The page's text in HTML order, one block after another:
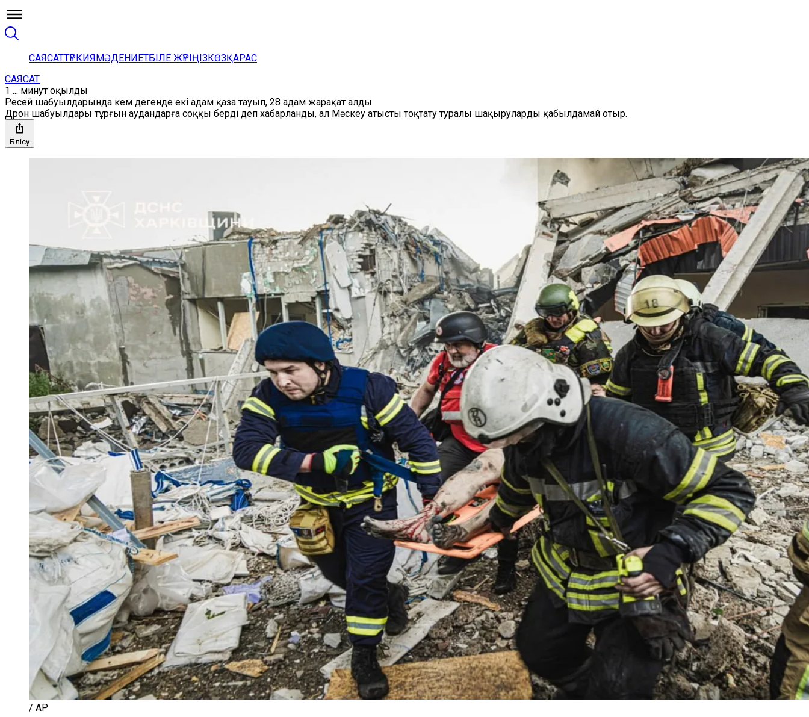
САЯСАТТҮРКИЯМӘДЕНИЕТБІЛЕ ЖҮРІҢІЗКӨЗҚАРАС
САЯСАТ
1 ... минут оқылды
Ресей шабуылдарында кем дегенде екі адам қаза тауып, 28 адам жарақат алды
Дрон шабуылдары тұрғын аудандарға соққы берді деп хабарланды, ал Мәскеу атысты тоқтату туралы шақыруларды қабылдамай отыр.
Бөлісу
/ AP